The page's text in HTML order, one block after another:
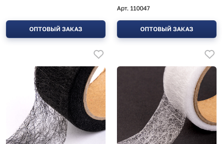
ОПТОВЫЙ ЗАКАЗ
Арт. 110047
ОПТОВЫЙ ЗАКАЗ